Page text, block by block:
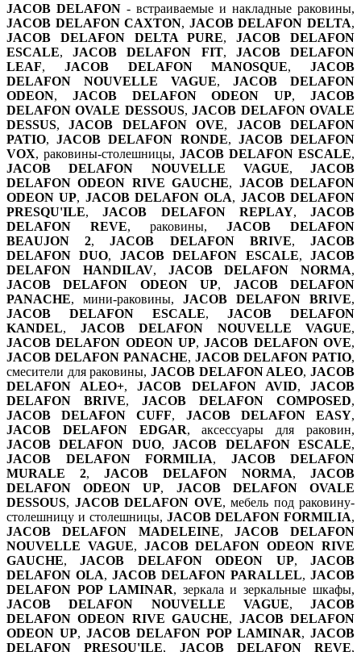
JACOB DELAFON - встраиваемые и накладные раковины,
JACOB DELAFON CAXTON, JACOB DELAFON DELTA,
JACOB DELAFON DELTA PURE,JACOB DELAFON
ESCALE,JACOB DELAFON FIT, JACOB DELAFON
LEAF, JACOB DELAFON MANOSQUE, JACOB
DELAFON NOUVELLE VAGUE, JACOB DELAFON
ODEON, JACOB DELAFON ODEON UP,JACOB
DELAFON OVALE DESSOUS,JACOB DELAFON OVALE
DESSUS,JACOB DELAFON OVE, JACOB DELAFON
PATIO,JACOB DELAFON RONDE, JACOB DELAFON
VOX, раковины-столешницы, JACOB DELAFON ESCALE,
JACOB DELAFON NOUVELLE VAGUE, JACOB
DELAFON ODEON RIVE GAUCHE, JACOB DELAFON
ODEON UP, JACOB DELAFON OLA, JACOB DELAFON
PRESQU'ILE,JACOB DELAFON REPLAY, JACOB
DELAFON REVE, раковины, JACOB DELAFON
BEAUJON 2,JACOB DELAFON BRIVE,JACOB
DELAFON DUO, JACOB DELAFON ESCALE,JACOB
DELAFON HANDILAV, JACOB DELAFON NORMA,
JACOB DELAFON ODEON UP, JACOB DELAFON
PANACHE, мини-раковины, JACOB DELAFON BRIVE,
JACOB DELAFON ESCALE, JACOB DELAFON
KANDEL, JACOB DELAFON NOUVELLE VAGUE,
JACOB DELAFON ODEON UP,JACOB DELAFON OVE,
JACOB DELAFON PANACHE, JACOB DELAFON PATIO,
смесители для раковины, JACOB DELAFON ALEO,JACOB
DELAFON ALEO+,JACOB DELAFON AVID,JACOB
DELAFON BRIVE, JACOB DELAFON COMPOSED,
JACOB DELAFON CUFF, JACOB DELAFON EASY,
JACOB DELAFON EDGAR, аксессуары для раковин,
JACOB DELAFON DUO,JACOB DELAFON ESCALE,
JACOB DELAFON FORMILIA, JACOB DELAFON
MURALE 2, JACOB DELAFON NORMA, JACOB
DELAFON ODEON UP, JACOB DELAFON OVALE
DESSOUS, JACOB DELAFON OVE, мебель под раковину-
столешницу и столешницы, JACOB DELAFON FORMILIA,
JACOB DELAFON MADELEINE, JACOB DELAFON
NOUVELLE VAGUE, JACOB DELAFON ODEON RIVE
GAUCHE,JACOB DELAFON ODEON UP,JACOB
DELAFON OLA, JACOB DELAFON PARALLEL, JACOB
DELAFON POP LAMINAR, зеркала и зеркальные шкафы,
JACOB DELAFON NOUVELLE VAGUE, JACOB
DELAFON ODEON RIVE GAUCHE, JACOB DELAFON
ODEON UP, JACOB DELAFON POP LAMINAR, JACOB
DELAFON PRESQU'ILE, JACOB DELAFON REVE,